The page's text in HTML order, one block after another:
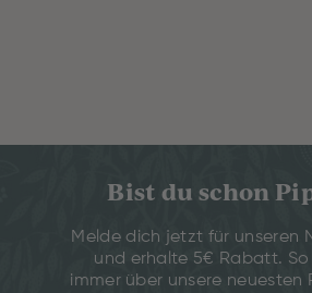
Bist du schon
Melde dich jetzt für unseren
und erhalte 5€ Rabatt.
immer über unsere neuesten